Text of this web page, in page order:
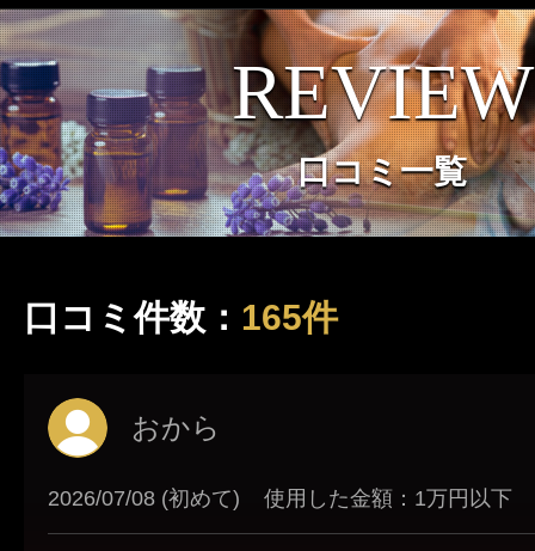
メンズエステ店
お店を探す
お店検索ページへ
エリアから探す
鳥取
山口 徳島 香川
セラピスト
セラピストを探す
セラピスト検索ページ
即セラ
口コミ
REVIEW
口コミ一覧
口コミ件数： 165件
おから
2026/07/08 (初めて) 使用した金額：1万円以下